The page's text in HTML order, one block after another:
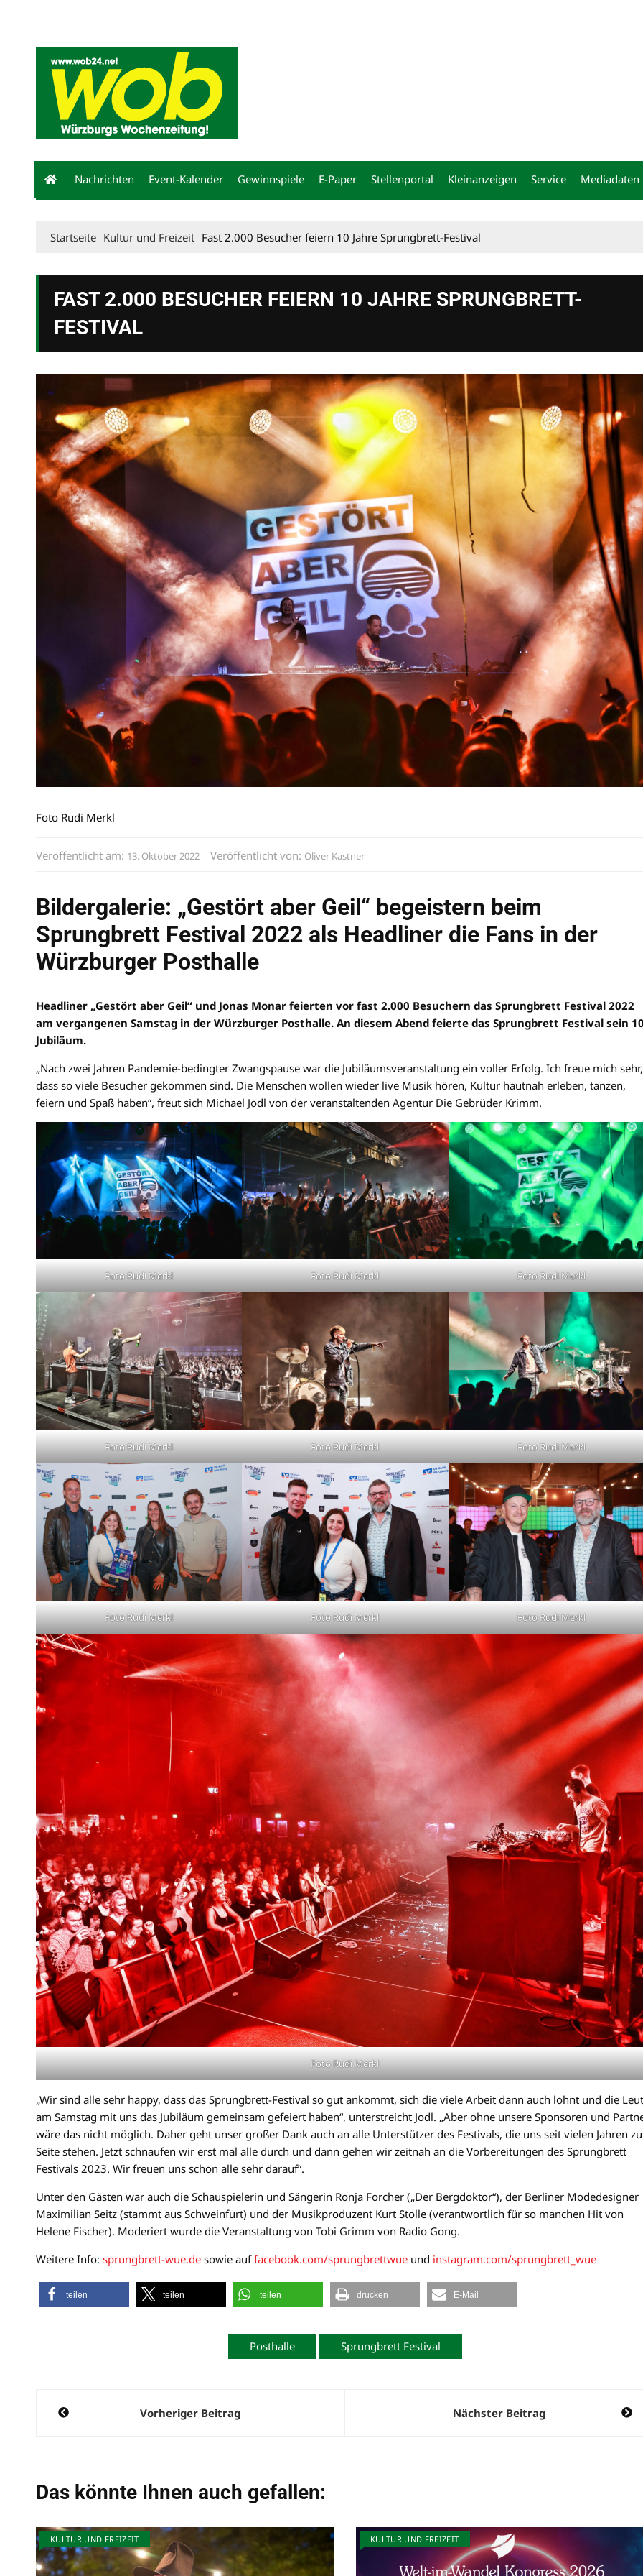
Nachrichten Event-Kalender Gewinnspiele E-Paper Stellenportal Kleinanzeigen Service Mediadaten
Startseite Kultur und Freizeit Fast 2.000 Besucher feiern 10 Jahre Sprungbrett-Festival
FAST 2.000 BESUCHER FEIERN 10 JAHRE SPRUNGBRETT-
FESTIVAL
Foto Rudi Merkl
Veröffentlicht am: 13. Oktober 2022 Veröffentlicht von: Oliver Kastner
Bildergalerie: „Gestört aber Geil“ begeistern beim
Sprungbrett Festival 2022 als Headliner die Fans in der
Würzburger Posthalle
Headliner „Gestört aber Geil“ und Jonas Monar feierten vor fast 2.000 Besuchern das Sprungbrett Festival 2022
am vergangenen Samstag in der Würzburger Posthalle. An diesem Abend feierte das Sprungbrett Festival sein
Jubiläum.
„Nach zwei Jahren Pandemie-bedingter Zwangspause war die Jubiläumsveranstaltung ein voller Erfolg. Ich freue mich sehr,
dass so viele Besucher gekommen sind. Die Menschen wollen wieder live Musik hören, Kultur hautnah erleben, tanzen,
feiern und Spaß haben“, freut sich Michael Jodl von der veranstaltenden Agentur Die Gebrüder Krimm.
Foto Rudi Merkl Foto Rudi Merkl Foto Rudi Merkl
Foto Rudi Merkl Foto Rudi Merkl Foto Rudi Merkl
Foto Rudi Merkl Foto Rudi Merkl Foto Rudi Merkl
Foto Rudi Merkl
„Wir sind alle sehr happy, dass das Sprungbrett-Festival so gut ankommt, sich die viele Arbeit dann auch lohnt und die
am Samstag mit uns das Jubiläum gemeinsam gefeiert haben“, unterstreicht Jodl. „Aber ohne unsere Sponsoren und
wäre das nicht möglich. Daher geht unser großer Dank auch an alle Unterstützer des Festivals, die uns seit vielen Jahren
Seite stehen. Jetzt schnaufen wir erst mal alle durch und dann gehen wir zeitnah an die Vorbereitungen des Sprungbrett
Festivals 2023. Wir freuen uns schon alle sehr darauf“.
Unter den Gästen war auch die Schauspielerin und Sängerin Ronja Forcher („Der Bergdoktor“), der Berliner Modedesigner
Maximilian Seitz (stammt aus Schweinfurt) und der Musikproduzent Kurt Stolle (verantwortlich für so manchen Hit von
Helene Fischer). Moderiert wurde die Veranstaltung von Tobi Grimm von Radio Gong.
Weitere Info: sprungbrett-wue.de sowie auffacebook.com/sprungbrettwue und instagram.com/sprungbrett_wue
teilen teilen teilen drucken E-Mail
Posthalle Sprungbrett Festival
Beitragsnavigation
Vorheriger Beitrag Nächster Beitrag
Das könnte Ihnen auch gefallen:
KULTUR UND FREIZEIT KULTUR UND FREIZEIT